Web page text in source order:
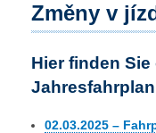
Změny v
Hier finden
02.03.2025 –